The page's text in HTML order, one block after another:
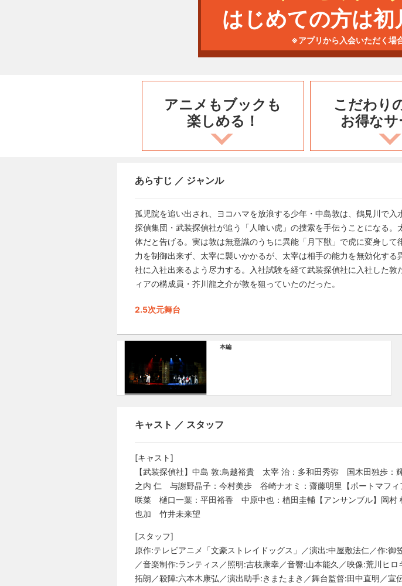
はじめての方は
※アプリから入会いただく場
アニメもブックも
楽しめる！
こだわり
お得なサ
あらすじ ／ ジャンル
孤児院を追い出され、ヨコハマを放浪する少年・中島敦は、鶴見川で
探偵集団・武装探偵社が追う「人喰い虎」の捜索を手伝うことになる
体だと告げる。実は敦は無意識のうちに異能「月下獣」で虎に変身し
力を制御出来ず、太宰に襲いかかるが、太宰は相手の能力を無効化す
社に入社出来るよう尽力する。入社試験を経て武装探偵社に入社した
ィアの構成員・芥川龍之介が敦を狙っていたのだった。
2.5次元舞台
本編
キャスト ／ スタッフ
[キャスト]
【武装探偵社】中島 敦:鳥越裕貴 太宰 治：多和田秀弥 国木田独歩
之内 仁 与謝野晶子：今村美歩 谷崎ナオミ：齋藤明里【ポートマフ
咲菜 樋口一葉：平田裕香 中原中也：植田圭輔【アンサンブル】
也加 竹井未来望
[スタッフ]
原作:テレビアニメ「文豪ストレイドッグス」／演出:中屋敷法仁／作:
／音楽制作:ランティス／照明:吉枝康幸／音響:山本能久／映像:荒川ヒ
拓朗／殺陣:六本木康弘／演出助手:きまたまき／舞台監督:田中直明／